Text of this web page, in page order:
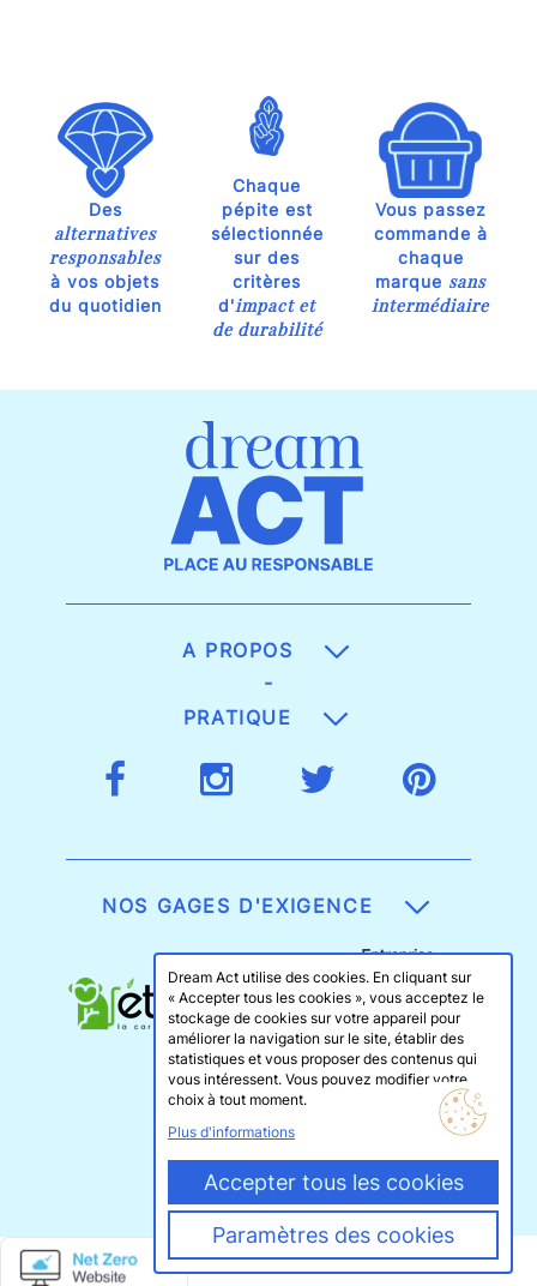
Des
alternatives
responsables
à vos objets
du quotidien
Chaque
pépite est
sélectionnée
sur des
critères
d'impact et
de durabilité
Vous passez
commande à
chaque
marque sans
intermédiaire
A PROPOS
-
PRATIQUE
NOS GAGES D'EXIGENCE
Dream Act utilise des cookies. En cliquant sur
« Accepter tous les cookies », vous acceptez le
stockage de cookies sur votre appareil pour
améliorer la navigation sur le site, établir des
statistiques et vous proposer des contenus qui
vous intéressent. Vous pouvez modifier votre
choix à tout moment.
Plus d'informations
Accepter tous les cookies
Paramètres des cookies